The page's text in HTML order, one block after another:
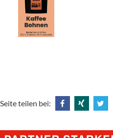
Seite teilen bei:
@
@
@